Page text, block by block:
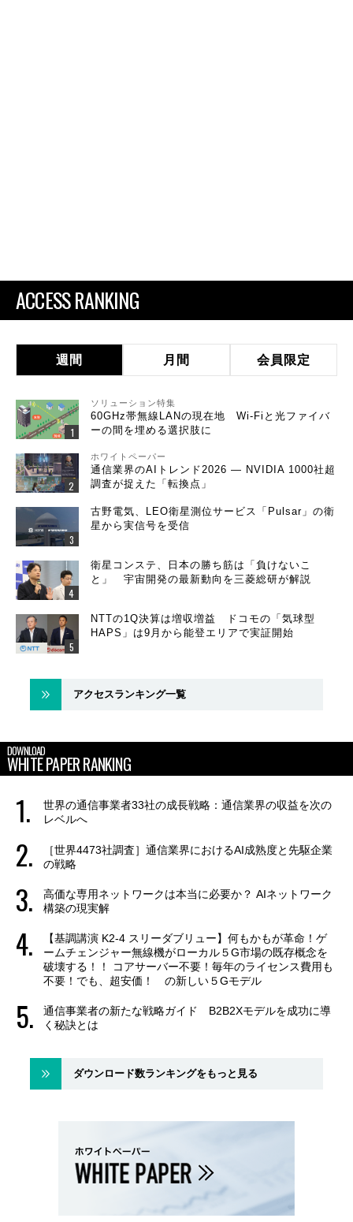
ACCESS RANKING
週間 月間 会員限定
ソリューション特集
60GHz帯無線LANの現在地 Wi-Fiと光ファイバ
ーの間を埋める選択肢に
ホワイトペーパー
通信業界のAIトレンド2026 ― NVIDIA 1000社超
調査が捉えた「転換点」
古野電気、LEO衛星測位サービス「Pulsar」の衛
星から実信号を受信
衛星コンステ、日本の勝ち筋は「負けないこ
と」 宇宙開発の最新動向を三菱総研が解説
NTTの1Q決算は増収増益 ドコモの「気球型
HAPS」は9月から能登エリアで実証開始
アクセスランキング一覧
DOWNLOAD
WHITE PAPER RANKING
世界の通信事業者33社の成長戦略：通信業界の収益を次の
レベルへ
［世界4473社調査］通信業界におけるAI成熟度と先駆企業
の戦略
高価な専用ネットワークは本当に必要か？ AIネットワーク
構築の現実解
【基調講演 K2-4 スリーダブリュー】何もかもが革命！ゲ
ームチェンジャー無線機がローカル５G市場の既存概念を
破壊する！！ コアサーバー不要！毎年のライセンス費用も
不要！でも、超安価！ の新しい５Gモデル
通信事業者の新たな戦略ガイド B2B2Xモデルを成功に導
く秘訣とは
ダウンロード数ランキングをもっと見る